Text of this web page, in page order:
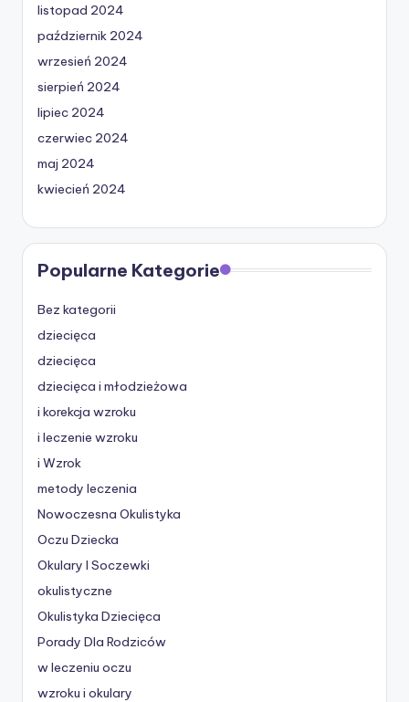
listopad 2024
październik 2024
wrzesień 2024
sierpień 2024
lipiec 2024
czerwiec 2024
maj 2024
kwiecień 2024
Popularne Kategorie
Bez kategorii
dziecięca
dziecięca
dziecięca i młodzieżowa
i korekcja wzroku
i leczenie wzroku
i Wzrok
metody leczenia
Nowoczesna Okulistyka
Oczu Dziecka
Okulary I Soczewki
okulistyczne
Okulistyka Dziecięca
Porady Dla Rodziców
w leczeniu oczu
wzroku i okulary